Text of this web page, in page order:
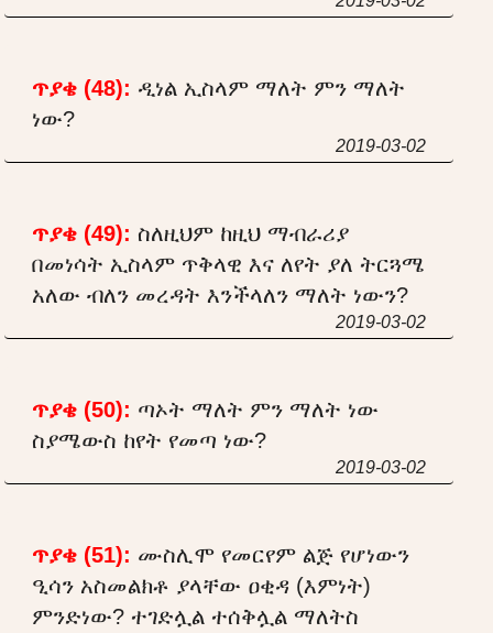
ጥያቄ (48): ዲነል ኢስላም ማለት ምን ማለት
ነው?
2019-03-02
ጥያቄ (49): ስለዚህም ከዚህ ማብራሪያ
በመነሳት ኢስላም ጥቅላዊ እና ለየት ያለ ትርጓሜ
አለው ብለን መረዳት እንችላለን ማለት ነውን?
2019-03-02
ጥያቄ (50): ጣኦት ማለት ምን ማለት ነው
ስያሜውስ ከየት የመጣ ነው?
2019-03-02
ጥያቄ (51): ሙስሊሞ የመርየም ልጅ የሆነውን
ዒሳን አስመልክቶ ያላቸው ዐቂዳ (እምነት)
ምንድነው? ተገድሏል ተሰቅሏል ማለትስ